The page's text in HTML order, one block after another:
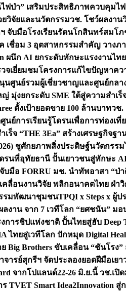
ฟป่า” เสริมประสิทธิภาพควบคุม
วิจัยและนวัตกรรมวช. โชว์ผลงาน
จับมือโรงเรียนรัตนโกสินทร์สมโ
เชื่อม 3 อุตสาหกรรมสำคัญ วาง
ผนึก AI ยกระดับทักษะแรงงานไ
จเยี่ยมชมโครงการแก้ไขปัญหาค
นุนศูนย์รวมผู้เชี่ยวชาญและศูนย์ก
มุ่งยกระดับ SME ใต้สู่ความสำเ
ตั้งเป้ายอดขาย 100 ล้านบาทวช.
ย์การเรียนรู้โดรนเพื่อการท่องเที่
ร็จ “THE 3Ea” สร้างเศรษฐกิจฐ
ชูศักยภาพสิ่งประดิษฐ์นวัตกรร
รนที่อุทัยธานี ปั้นเยาวชนสู่ทักษะ
บมือ FORRU มช. นำทัพอาสา “ป่
ลื่อนงานวิจัย พลิกอนาคตไทย ฝ่า
รรมพัฒนาชุมชนTPQI x Steps x ผู้
งาน จาก 7 เวทีโลก “ยศชนัน” ม
การชิปแห่งชาติ ปั้นไทยสู่ฮับ Deep
ไทยสู่เวทีโลก ปักหมุด Digital
Big Brothers ขับเคลื่อน “ชันโรง
ารย์สุกรีฯ จัดประลองยอดฝีมือเย
จากโปแลนด์22-26 มิ.ย.นี้ วช.เปิ
Smart Idea2Innovation สู่